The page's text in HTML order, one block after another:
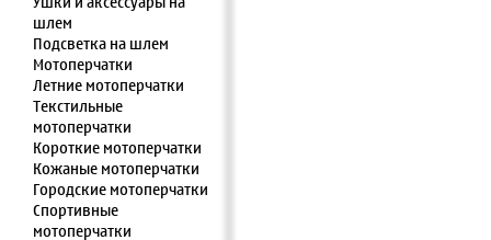
шлем
Подсветка на шлем
Мотоперчатки
Летние мотоперчатки
Текстильные
мотоперчатки
Короткие мотоперчатки
Кожаные мотоперчатки
Городские мотоперчатки
Спортивные
мотоперчатки